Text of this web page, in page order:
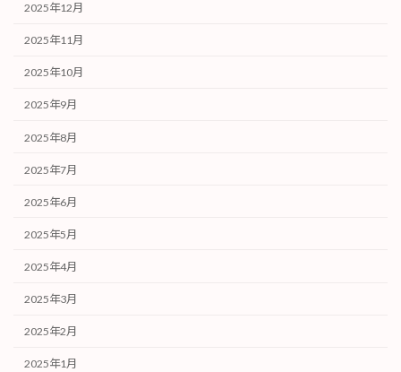
2025年12月
2025年11月
2025年10月
2025年9月
2025年8月
2025年7月
2025年6月
2025年5月
2025年4月
2025年3月
2025年2月
2025年1月